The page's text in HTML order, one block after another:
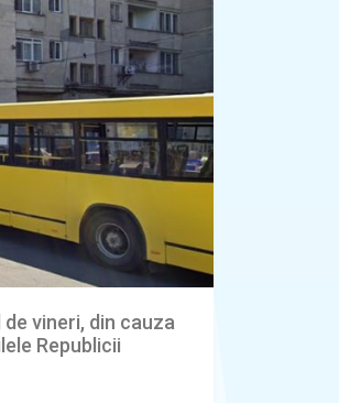
vineri, din cauza
Republicii